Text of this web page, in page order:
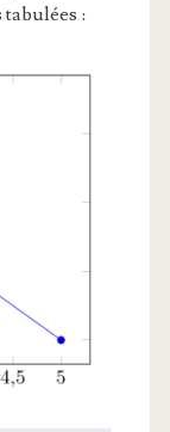
tabulées :